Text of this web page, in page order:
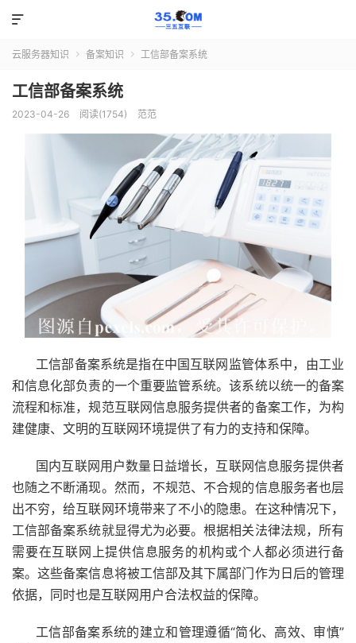

云服务器知识  备案知识  工信部备案系统
工信部备案系统
2023-04-26 阅读(1754) 范范
工信部备案系统是指在中国互联网监管体系中，由工业
和信息化部负责的一个重要监管系统。该系统以统一的备案
流程和标准，规范互联网信息服务提供者的备案工作，为构
建健康、文明的互联网环境提供了有力的支持和保障。
国内互联网用户数量日益增长，互联网信息服务提供者
也随之不断涌现。然而，不规范、不合规的信息服务者也层
出不穷，给互联网环境带来了不小的隐患。在这种情况下，
工信部备案系统就显得尤为必要。根据相关法律法规，所有
需要在互联网上提供信息服务的机构或个人都必须进行备
案。这些备案信息将被工信部及其下属部门作为日后的管理
依据，同时也是互联网用户合法权益的保障。
工信部备案系统的建立和管理遵循“简化、高效、审慎”